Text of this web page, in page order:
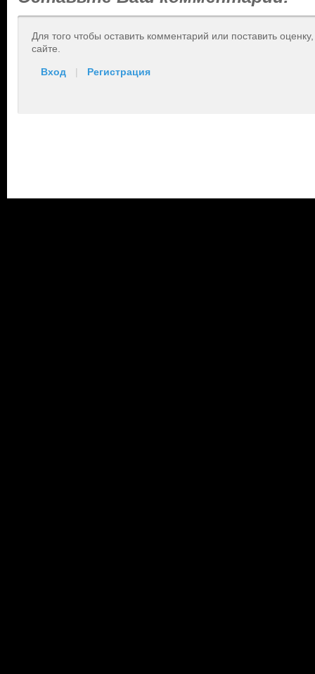
Для того чтобы оставить комментарий или поставить
сайте.
Вход | Регистрация